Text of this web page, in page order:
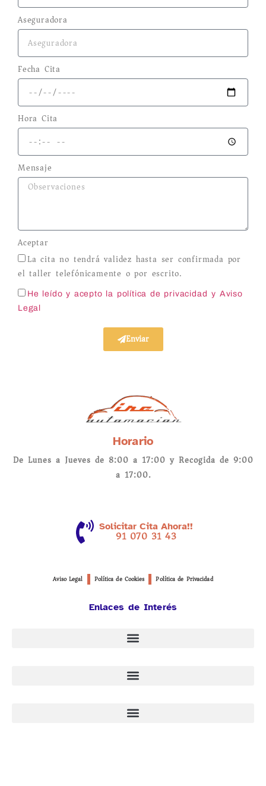
Aseguradora
Fecha Cita
Hora Cita
Mensaje
Aceptar
La cita no tendrá validez hasta ser confirmada por
el taller telefónicamente o por escrito.
He leído y acepto la política de privacidad
y Aviso
Legal
Enviar
Horario
De Lunes a Jueves de 8:00 a 17:00 y Recogida de 9:00
a 17:00.
Solicitar Cita Ahora!!
91 070 31 43
Aviso Legal Política de Cookies Política de Privacidad
Enlaces de Interés